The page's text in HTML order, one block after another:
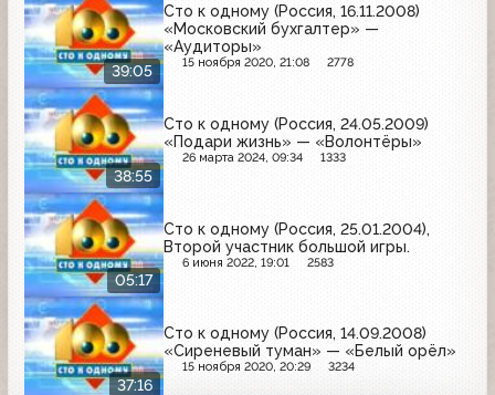
39:05
Сто к одному (Россия, 16.11.2008)
«Московский бухгалтер» —
«Аудиторы»
15 ноября 2020, 21:08 2778
38:55
Сто к одному (Россия, 24.05.2009)
«Подари жизнь» — «Волонтёры»
26 марта 2024, 09:34 1333
05:17
Сто к одному (Россия, 25.01.2004),
Второй участник большой игры.
6 июня 2022, 19:01 2583
37:16
Сто к одному (Россия, 14.09.2008)
«Сиреневый туман» — «Белый орёл»
15 ноября 2020, 20:29 3234